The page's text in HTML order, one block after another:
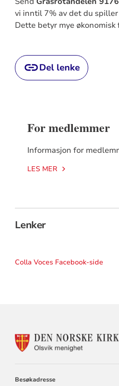
vi inntil 7% av det du
Dette betyr mye økonomisk
Del lenke
For medlemmer
Informasjon for
LES MER
Lenker
Colla Voces Facebook-side
Besøkadresse